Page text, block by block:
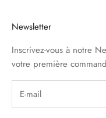
Newsletter
Inscrivez-vous à notre
votre première